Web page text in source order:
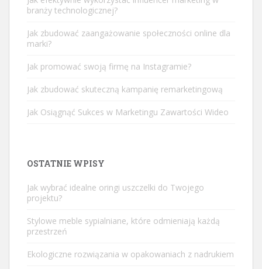
branży technologicznej?
Jak zbudować zaangażowanie społeczności online dla
marki?
Jak promować swoją firmę na Instagramie?
Jak zbudować skuteczną kampanię remarketingową
Jak Osiągnąć Sukces w Marketingu Zawartości Wideo
OSTATNIE WPISY
Jak wybrać idealne oringi uszczelki do Twojego
projektu?
Stylowe meble sypialniane, które odmieniają każdą
przestrzeń
Ekologiczne rozwiązania w opakowaniach z nadrukiem